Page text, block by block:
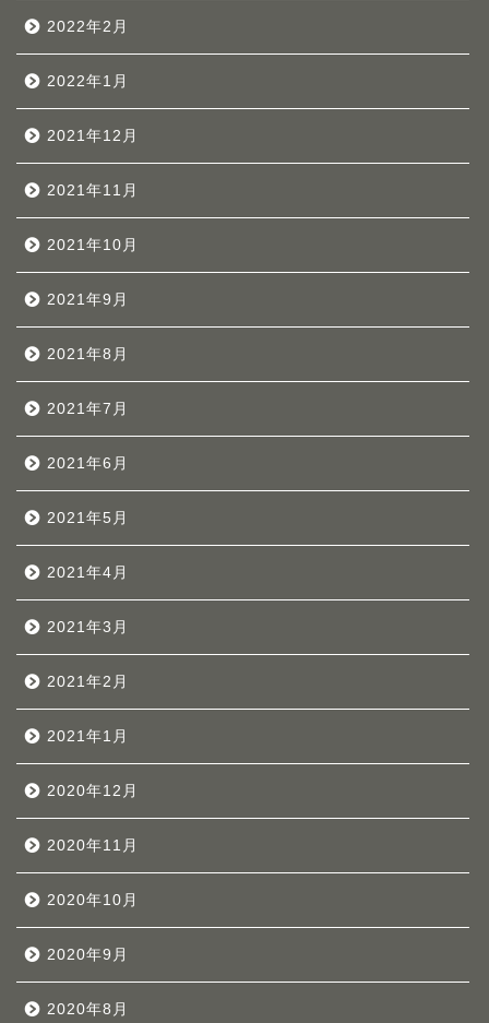
2022年2月
2022年1月
2021年12月
2021年11月
2021年10月
2021年9月
2021年8月
2021年7月
2021年6月
2021年5月
2021年4月
2021年3月
2021年2月
2021年1月
2020年12月
2020年11月
2020年10月
2020年9月
2020年8月